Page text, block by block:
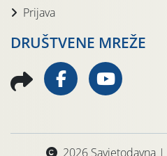
Prijava
DRUŠTVENE MREŽE
2026 Savjetodavna